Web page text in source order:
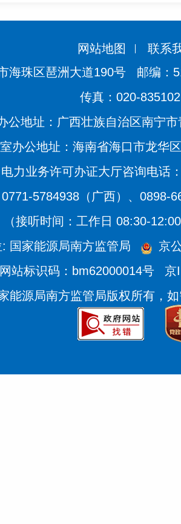
网站地图
联系
海珠区琶洲大道190号
邮编：
传真：020-
公地址：广西壮族自治区南宁
办公地址：海南省海口市龙华
电力业务许可办证大厅咨询电话
0771-5784938（广西）、0898-
（接听时间：工作日 08:30-
国家能源局南方监管局
京
网站标识码：bm62000014号
京
能源局南方监管局版权所有，